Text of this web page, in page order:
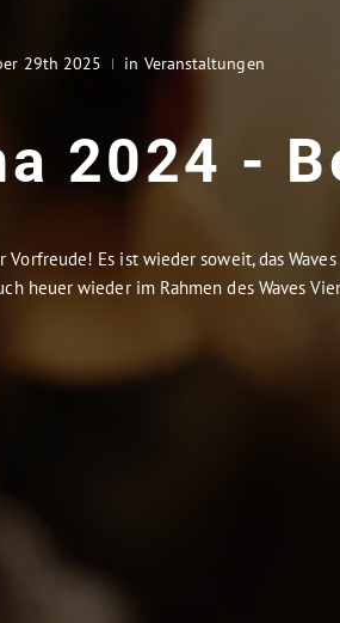
29th 2025 in Veranstaltungen
2024 -
Es ist wieder soweit, das
heuer wieder im Rahmen des Waves